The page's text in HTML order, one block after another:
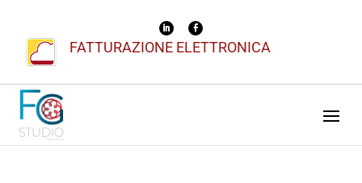
FATTURAZIONE ELETTRONICA